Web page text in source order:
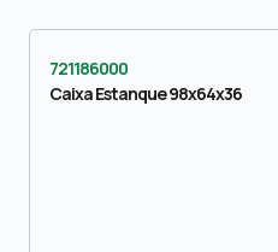
721186000
Caixa Estanque 98x64x36